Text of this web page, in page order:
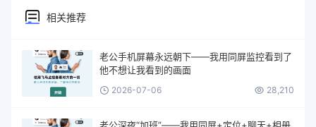
相关推荐
老公手机屏幕永远朝下——我用同屏监控看到了
他不想让我看到的画面
2026-07-06 28,210